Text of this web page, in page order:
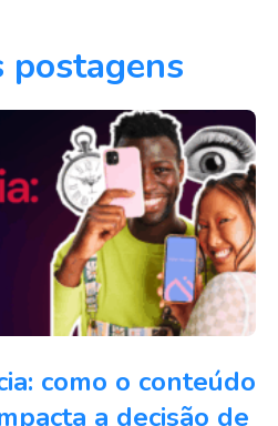
postagens
como o conteúdo
a decisão de